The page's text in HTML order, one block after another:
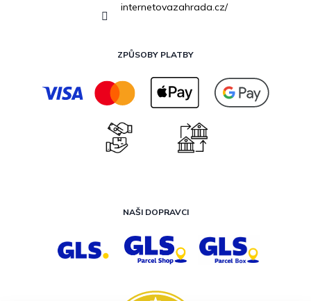
internetovazahrada.cz/
ZPŮSOBY PLATBY
NAŠI DOPRAVCI